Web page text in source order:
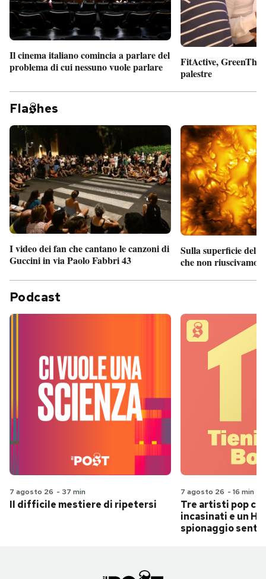
Il cinema italiano comincia a parlare del
problema di cui nessuno vuole parlare
FitActive,
palestre
Fla hes
I video dei fan che cantano le canzoni di
Guccini in via Paolo Fabbri 43
Sulla superficie del
che non riuscivamo
Podcast
7 agosto 26 - 37 min
Il difficile mestiere di ripetersi
7 agosto 26 - 16 min
Tre artisti pop
incasinati e un
spionaggio